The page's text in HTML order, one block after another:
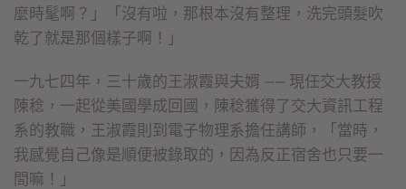
麼時髦啊？」「沒有啦，那根本沒有整理，洗完頭髮吹
乾了就是那個樣子啊！」
一九七四年，三十歲的王淑霞與夫婿 —— 現任交大教授
陳稔，一起從美國學成回國，陳稔獲得了交大資訊工程
系的教職，王淑霞則到電子物理系擔任講師，「當時，
我感覺自己像是順便被錄取的，因為反正宿舍也只要一
間嘛！」